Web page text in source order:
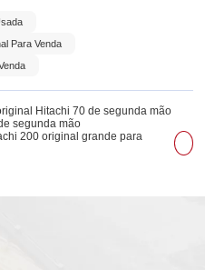
Para Venda
Hitachi 70 de segunda mão
segunda mão
200 original grande para